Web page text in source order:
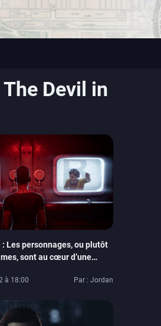
Devil in
: Les personnages, ou plutôt
sont au cœur d’une
à 18:00 Par : Jordan